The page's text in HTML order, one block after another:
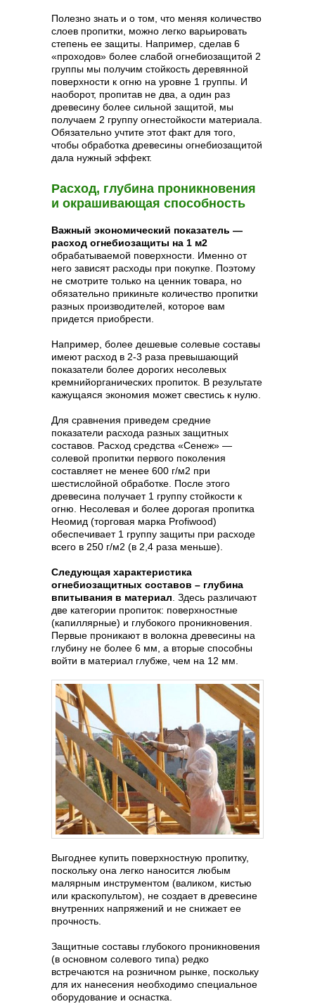
Полезно знать и о том, что меняя количество
слоев пропитки, можно легко варьировать
степень ее защиты. Например, сделав 6
«проходов» более слабой огнебиозащитой 2
группы мы получим стойкость деревянной
поверхности к огню на уровне 1 группы. И
наоборот, пропитав не два, а один раз
древесину более сильной защитой, мы
получаем 2 группу огнестойкости материала.
Обязательно учтите этот факт для того,
чтобы обработка древесины огнебиозащитой
дала нужный эффект.
Расход, глубина проникновения
и окрашивающая способность
Важный экономический показатель —
расход огнебиозащиты на 1 м2
обрабатываемой поверхности. Именно от
него зависят расходы при покупке. Поэтому
не смотрите только на ценник товара, но
обязательно прикиньте количество пропитки
разных производителей, которое вам
придется приобрести.
Например, более дешевые солевые составы
имеют расход в 2-3 раза превышающий
показатели более дорогих несолевых
кремнийорганических пропиток. В результате
кажущаяся экономия может свестись к нулю.
Для сравнения приведем средние
показатели расхода разных защитных
составов. Расход средства «Сенеж» —
солевой пропитки первого поколения
составляет не менее 600 г/м2 при
шестислойной обработке. После этого
древесина получает 1 группу стойкости к
огню. Несолевая и более дорогая пропитка
Неомид (торговая марка Profiwood)
обеспечивает 1 группу защиты при расходе
всего в 250 г/м2 (в 2,4 раза меньше).
Следующая характеристика
огнебиозащитных составов – глубина
впитывания в материал . Здесь различают
две категории пропиток: поверхностные
(капиллярные) и глубокого проникновения.
Первые проникают в волокна древесины на
глубину не более 6 мм, а вторые способны
войти в материал глубже, чем на 12 мм.
Выгоднее купить поверхностную пропитку,
поскольку она легко наносится любым
малярным инструментом (валиком, кистью
или краскопультом), не создает в древесине
внутренних напряжений и не снижает ее
прочность.
Защитные составы глубокого проникновения
(в основном солевого типа) редко
встречаются на розничном рынке, поскольку
для их нанесения необходимо специальное
оборудование и оснастка.